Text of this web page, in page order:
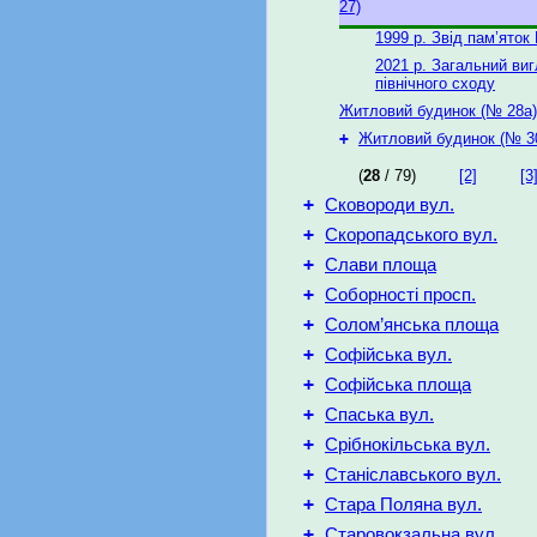
27)
1999 р. Звід пам’яток
2021 р. Загальний
північного сходу
Житловий будинок (№ 28а)
+ Житловий будинок (№
(28 / 79) [2] [3]
+ Сковороди вул.
+ Скоропадського вул.
+ Слави площа
+ Соборності просп.
+ Солом’янська площа
+ Софійська вул.
+ Софійська площа
+ Спаська вул.
+ Срібнокільська вул.
+ Станіславського вул.
+ Стара Поляна вул.